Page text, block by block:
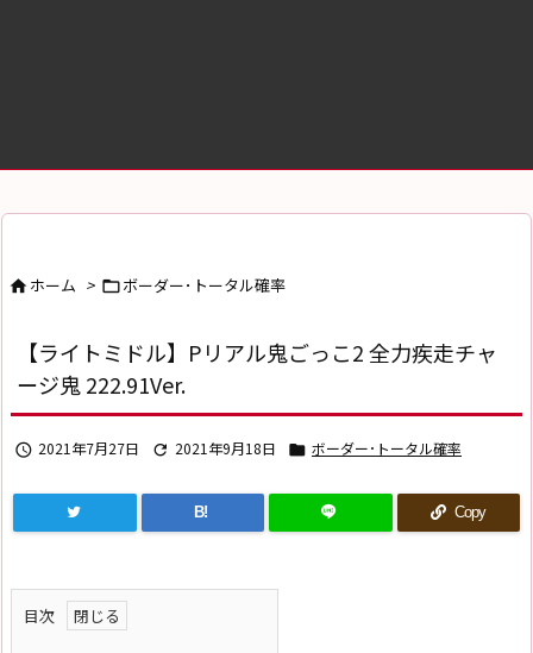
ホーム > ボーダー･トータル確率
【ライトミドル】Pリアル鬼ごっこ2 全力疾走チャ
ージ鬼 222.91Ver.
 2021年7月27日  2021年9月18日  ボーダー･トータル確率
B! Copy
目次